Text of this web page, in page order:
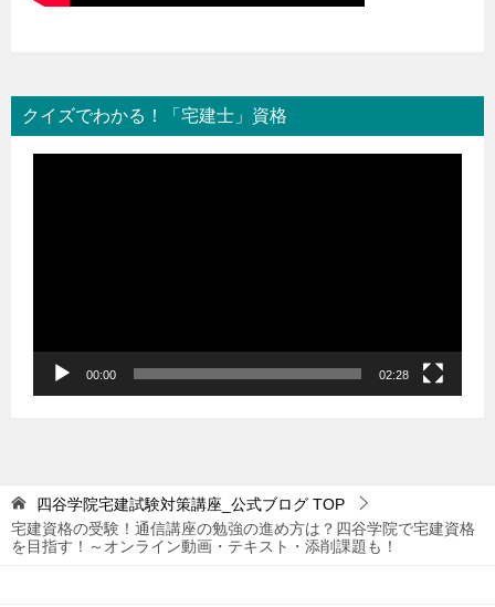
クイズでわかる！「宅建士」資格
00:00 02:28
四谷学院宅建試験対策講座_公式ブログ TOP
宅建資格の受験！通信講座の勉強の進め方は？四谷学院で宅建資格
を目指す！～オンライン動画・テキスト・添削課題も！